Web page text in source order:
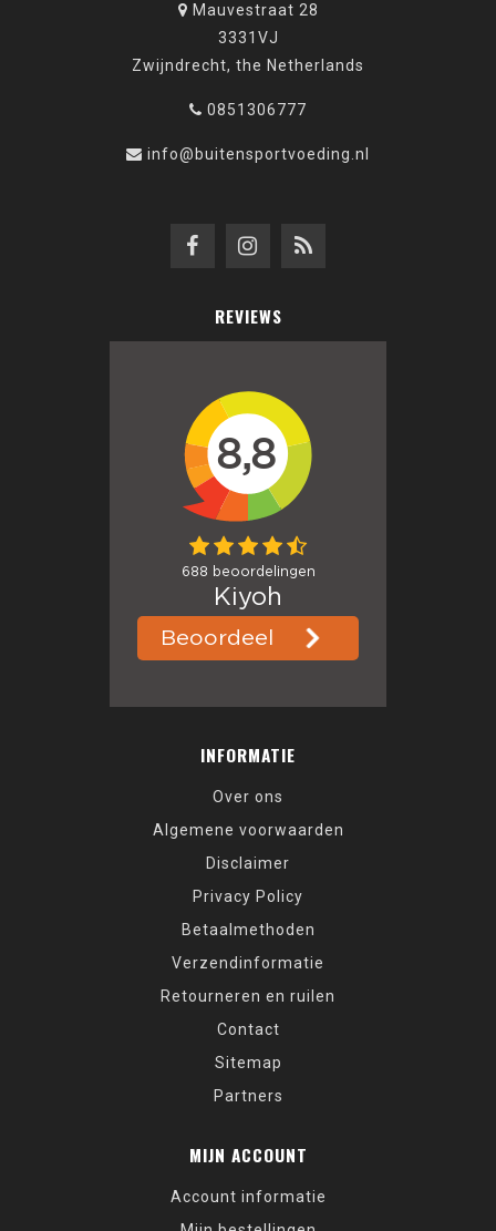
Mauvestraat 28
3331VJ
Zwijndrecht, the Netherlands
0851306777
info@buitensportvoeding.nl
REVIEWS
INFORMATIE
Over ons
Algemene voorwaarden
Disclaimer
Privacy Policy
Betaalmethoden
Verzendinformatie
Retourneren en ruilen
Contact
Sitemap
Partners
MIJN ACCOUNT
Account informatie